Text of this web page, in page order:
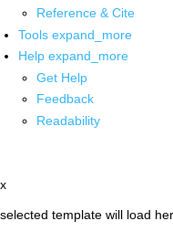
Reference & Cite
Tools expand_more
Help expand_more
Get Help
Feedback
Readability
x
selected template will load